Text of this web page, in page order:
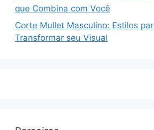
que Combina com Você
Corte Mullet Masculino: Estilos
Transformar seu Visual